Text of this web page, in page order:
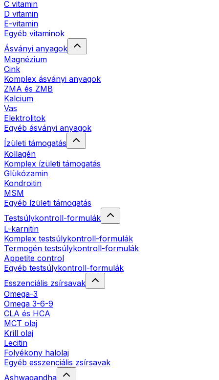
C vitamin
D vitamin
E-vitamin
Egyéb vitaminok
Ásványi anyagok
Magnézium
Cink
Komplex ásványi anyagok
ZMA és ZMB
Kalcium
Vas
Elektrolitok
Egyéb ásványi anyagok
Ízületi támogatás
Kollagén
Komplex ízületi támogatás
Glükózamin
Kondroitin
MSM
Egyéb ízületi támogatás
Testsúlykontroll-formulák
L-karnitin
Komplex testsúlykontroll-formulák
Termogén testsúlykontroll-formulák
Appetite control
Egyéb testsúlykontroll-formulák
Esszenciális zsírsavak
Omega-3
Omega 3-6-9
CLA és HCA
MCT olaj
Krill olaj
Lecitin
Folyékony halolaj
Egyéb esszenciális zsírsavak
Ashwagandha